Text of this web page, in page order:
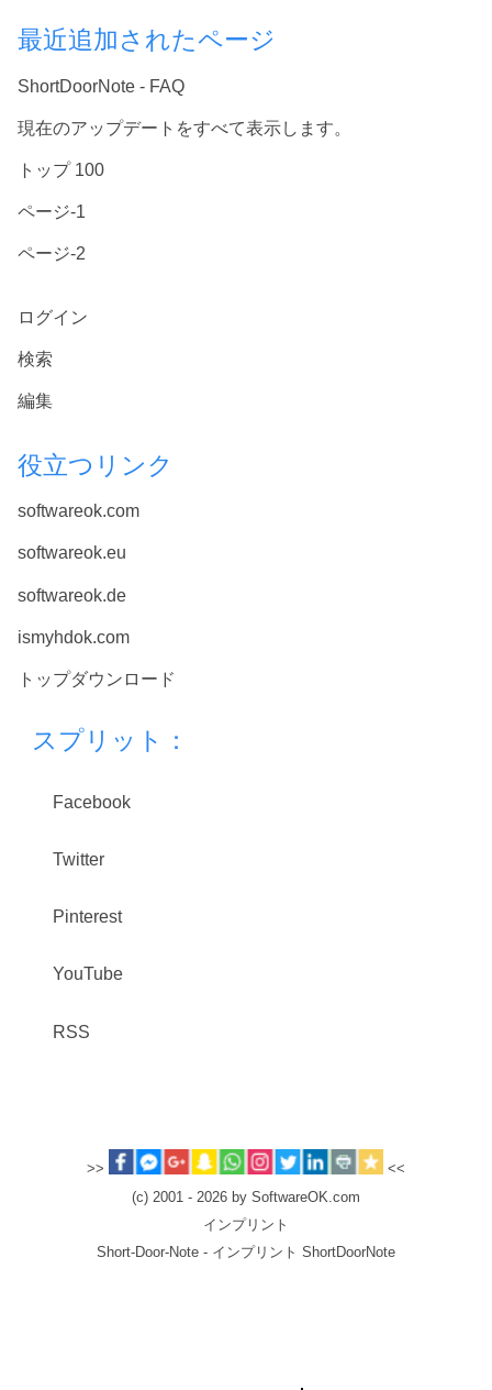
最近追加されたページ
ShortDoorNote - FAQ
現在のアップデートをすべて表示します。
トップ 100
ページ-1
ページ-2
ログイン
検索
編集
役立つリンク
softwareok.com
softwareok.eu
softwareok.de
ismyhdok.com
トップダウンロード
スプリット：
Facebook
Twitter
Pinterest
YouTube
RSS
>>
<<
(c) 2001 - 2026 by SoftwareOK.com
インプリント
Short-Door-Note - インプリント ShortDoorNote